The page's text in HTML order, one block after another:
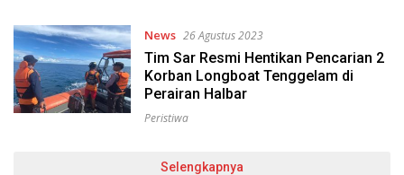
News 26 Agustus 2023
Tim Sar Resmi Hentikan Pencarian 2
Korban Longboat Tenggelam di
Perairan Halbar
Peristiwa
Selengkapnya